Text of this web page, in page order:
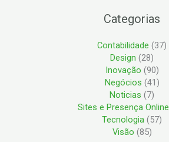
Categorias
Contabilidade (37)
Design (28)
Inovação (90)
Negócios (41)
Noticias (7)
Sites e Presença Online
Tecnologia (57)
Visão (85)